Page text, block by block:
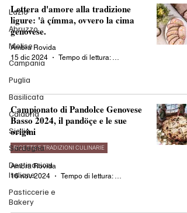
Lazio
Abruzzo
Molise
Campania
Puglia
Basilicata
Calabria
Sicilia
Sardegna
Destinazioni
Italiane
Pasticcerie e
Bakery
Lettera d'amore alla tradizione
ligure: 'â çímma, ovvero la cima
genovese.
Ambra Rovida
15 dic 2024
Campionato di Pandolce Genovese
Basso 2024, il pandöçe e le sue
origini
RICETTE E TRADIZIONI CULINARIE
Ambra Rovida
16 nov 2024